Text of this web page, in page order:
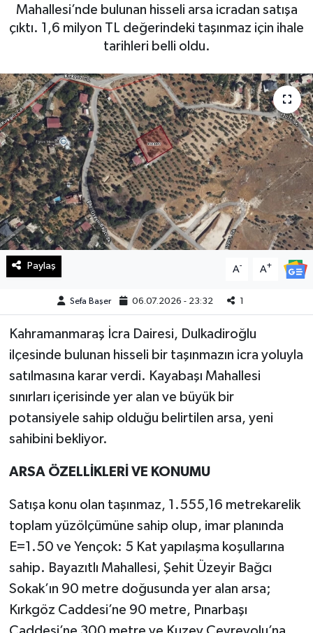
Mahallesi’nde bulunan hisseli arsa icradan satışa
çıktı. 1,6 milyon TL değerindeki taşınmaz için ihale
tarihleri belli oldu.
Paylaş A- A+
Sefa Başer 06.07.2026 - 23:32 1
Kahramanmaraş İcra Dairesi, Dulkadiroğlu
ilçesinde bulunan hisseli bir taşınmazın icra yoluyla
satılmasına karar verdi. Kayabaşı Mahallesi
sınırları içerisinde yer alan ve büyük bir
potansiyele sahip olduğu belirtilen arsa, yeni
sahibini bekliyor.
ARSA ÖZELLİKLERİ VE KONUMU
Satışa konu olan taşınmaz, 1.555,16 metrekarelik
toplam yüzölçümüne sahip olup, imar planında
E=1.50 ve Yençok: 5 Kat yapılaşma koşullarına
sahip. Bayazıtlı Mahallesi, Şehit Üzeyir Bağcı
Sokak’ın 90 metre doğusunda yer alan arsa;
Kırkgöz Caddesi’ne 90 metre, Pınarbaşı
Haberde İnsan
Magazin
Manşet Altı
Manşetler
Resmi İlan
Sağlık
Spor
Yaşam
KAHRAMANMARAŞ